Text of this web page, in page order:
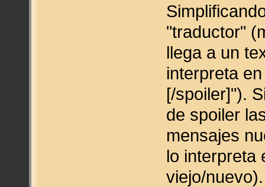
"traductor"
llega a un
interpreta
[/spoiler]").
de spoiler
mensajes
lo interpreta
viejo/nuevo).